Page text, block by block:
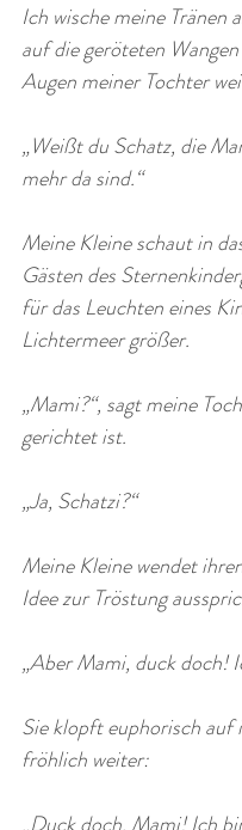
Ich wische meine Tränen
auf die geröteten
Augen meiner Tochter
„Weißt du Schatz, die
mehr da sind.“
Meine Kleine schaut in
Gästen des
für das Leuchten eines
Lichtermeer größer.
„Mami?“, sagt meine
gerichtet ist.
„Ja, Schatzi?“
Meine Kleine wendet
Idee zur Tröstung
„Aber Mami, duck doch!
Sie klopft euphorisch
fröhlich weiter: